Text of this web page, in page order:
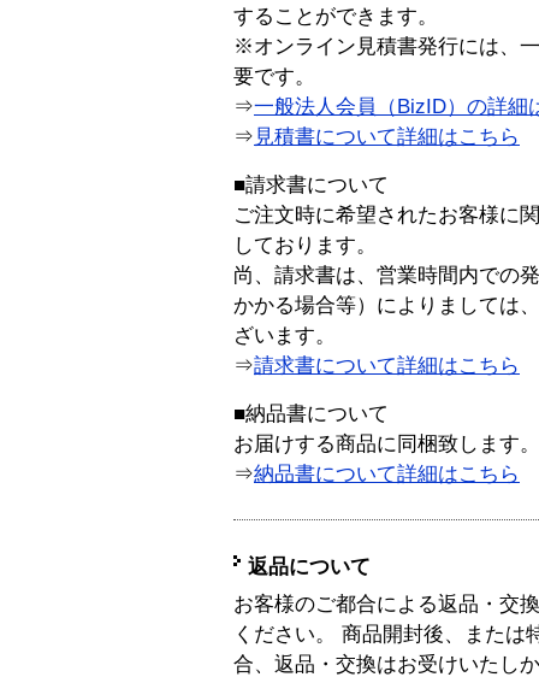
することができます。
※オンライン見積書発行には、
要です。
⇒一般法人会員（BizID）の詳細
⇒ 見積書について詳細はこちら
■請求書について
ご注文時に希望されたお客様に
しております。
尚、請求書は、営業時間内での
かかる場合等）によりましては
ざいます。
⇒請求書について詳細はこちら
■納品書について
お届けする商品に同梱致します。
⇒納品書について詳細はこちら
返品について
お客様のご都合による返品・交
ください。 商品開封後、または
合、返品・交換はお受けいたし